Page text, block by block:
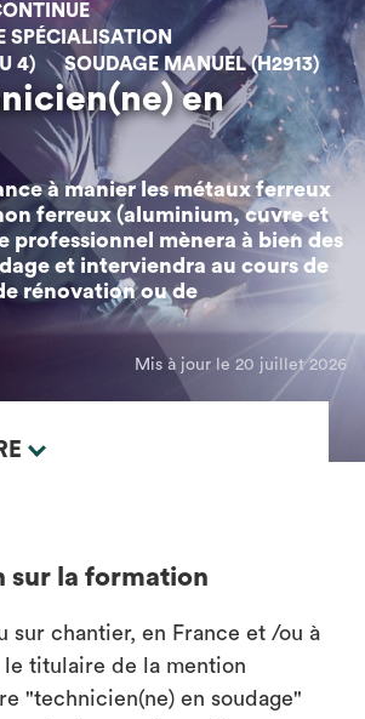
SPÉCIALISATION
4)
SOUDAGE MANUEL (H2913)
en
à manier les métaux ferreux
ferreux (aluminium, cuvre et
professionnel mènera à bien des
et interviendra au cours de
rénovation ou de
Mis à jour le 20 juillet 2026
sur la formation
sur chantier, en France et /ou à
le titulaire de la mention
"technicien(ne) en soudage"